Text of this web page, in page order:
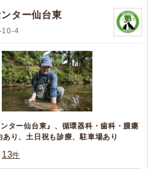
ター仙台東
10-4
ター仙台東』、循環器科・歯科・腫瘍
り、土日祝も診療、駐車場あり
13件